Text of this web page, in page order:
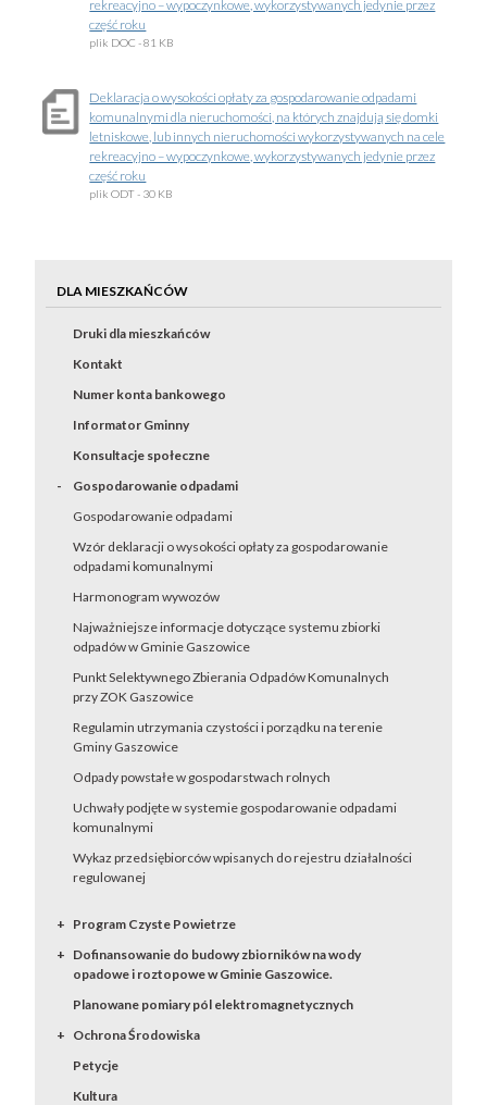
rekreacyjno – wypoczynkowe, wykorzystywanych jedynie przez
część roku
plik DOC - 81 KB
Deklaracja o wysokości opłaty za gospodarowanie odpadami
komunalnymi dla nieruchomości, na których znajdują się domki
letniskowe, lub innych nieruchomości wykorzystywanych na cele
rekreacyjno – wypoczynkowe, wykorzystywanych jedynie przez
część roku
plikODT- 30 KB
DLA MIESZKAŃCÓW
Druki dla mieszkańców
Kontakt
Numer konta bankowego
Informator Gminny
Konsultacje społeczne
Gospodarowanie odpadami
Gospodarowanie odpadami
Wzór deklaracji o wysokości opłaty za gospodarowanie
odpadami komunalnymi
Harmonogram wywozów
Najważniejsze informacje dotyczące systemu zbiorki
odpadów w Gminie Gaszowice
Punkt Selektywnego Zbierania Odpadów Komunalnych
przy ZOK Gaszowice
Regulamin utrzymania czystości i porządku na terenie
Gminy Gaszowice
Odpady powstałe w gospodarstwach rolnych
Uchwały podjęte w systemie gospodarowanie odpadami
komunalnymi
Wykaz przedsiębiorców wpisanych do rejestru działalności
regulowanej
Program Czyste Powietrze
Dofinansowanie do budowy zbiorników na wody
opadowe i roztopowe w Gminie Gaszowice.
Planowane pomiary pól elektromagnetycznych
Ochrona Środowiska
Petycje
Kultura